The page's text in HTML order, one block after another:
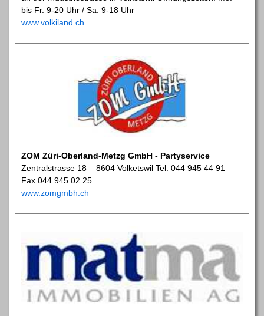
bis Fr. 9-20 Uhr / Sa. 9-18 Uhr
www.volkiland.ch
ZOM Züri-Oberland-Metzg GmbH - Partyservice
Zentralstrasse 18 – 8604 Volketswil Tel. 044 945 44 91 –
Fax 044 945 02 25
www.zomgmbh.ch